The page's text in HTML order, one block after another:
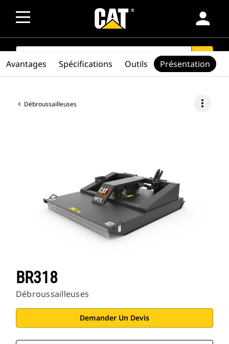
person
SEARCH search
Débroussailleuses more_vert
BR318
Débroussailleuses
Demander Un Devis
Avantages Spécifications Outils Présentation